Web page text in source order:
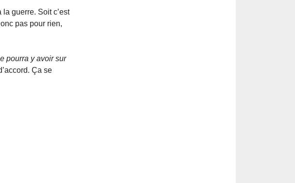
guerre. Soit c’est
pas pour rien,
pourra y avoir sur
Ça se